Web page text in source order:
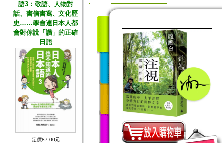
語3：敬語、人物對
話、書信書寫、文化歷
史……學會連日本人都
會對你說「讚」的正確
日語
定價87.00元